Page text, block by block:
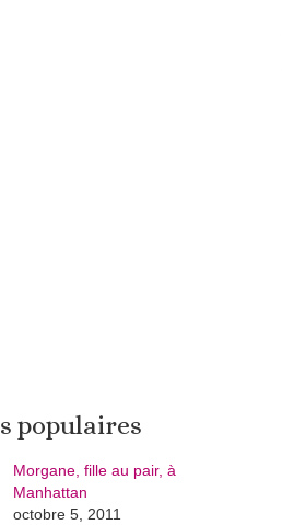
populaires
Morgane, fille au pair, à
Manhattan
octobre 5, 2011